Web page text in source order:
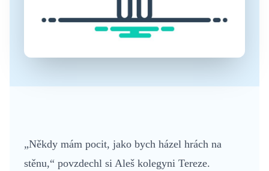
„Někdy mám pocit, jako bych házel hrách na
stěnu,“ povzdechl si Aleš kolegyni Tereze.